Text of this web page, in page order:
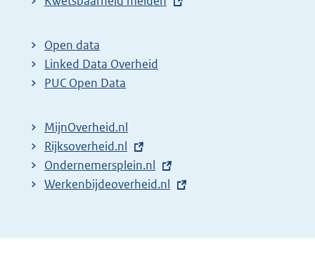
t
e
r
l
i
n
k
Open data
Linked Data Overheid
PUC Open Data
MijnOverheid.nl
E
x
t
n
Rijksoverheid.nl
E
x
r
Ondernemersplein.nl
E
e
Werkenbijdeoverheid.nl